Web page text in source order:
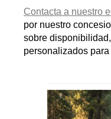
Contacta a nuestro
por nuestro
sobre
personalizados